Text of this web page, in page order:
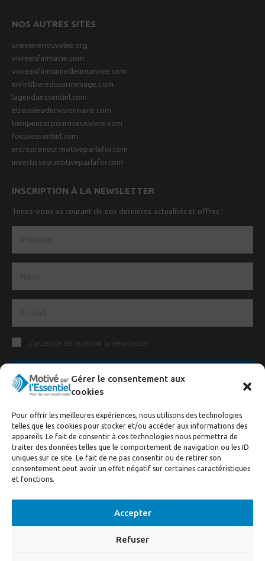
Gérer le consentement aux
cookies
Pour offrir les meilleures expériences, nous utilisons des technologies
telles que les cookies pour stocker et/ou accéder aux informations des
appareils. Le fait de consentir à ces technologies nous permettra de
traiter des données telles que le comportement de navigation ou les ID
uniques sur ce site. Le fait de ne pas consentir ou de retirer son
consentement peut avoir un effet négatif sur certaines caractéristiques
et fonctions.
Accepter
Refuser
NOS AUTRES SITES
unevierenouvelee.org
vivreenfinmavie.com
vivreenfinmameilleureannee.com
enfinliberedusurmenage.com
lagendaessentiel.com
etreunleadervisionnaire.com
bienpenserpourmieuxvivre.com
focusessentiel.com
entrepreneur.motiveparlafoi.com
investisseur.motiveparlafoi.com
INSCRIPTION À LA NEWSLETTER
Tenez-vous au courant de nos dernières actualités et offres !
J’accepte de recevoir la newsletter
Communication